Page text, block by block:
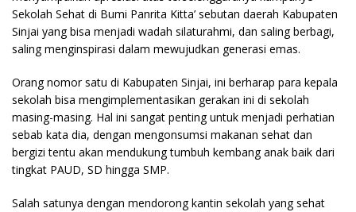
Sekolah Sehat di Bumi Panrita Kitta’ sebutan daerah Kabupaten
Sinjai yang bisa menjadi wadah silaturahmi, dan saling berbagi,
saling menginspirasi dalam mewujudkan generasi emas.
Orang nomor satu di Kabupaten Sinjai, ini berharap para kepala
sekolah bisa mengimplementasikan gerakan ini di sekolah
masing-masing. Hal ini sangat penting untuk menjadi perhatian
sebab kata dia, dengan mengonsumsi makanan sehat dan
bergizi tentu akan mendukung tumbuh kembang anak baik dari
tingkat PAUD, SD hingga SMP.
Salah satunya dengan mendorong kantin sekolah yang sehat